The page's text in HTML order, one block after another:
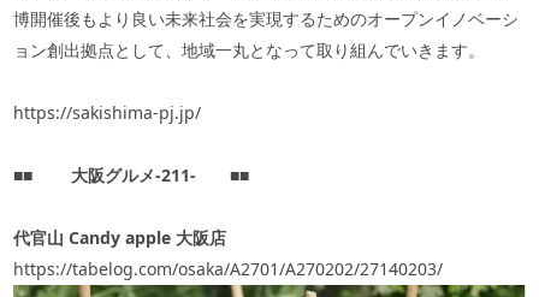
博開催後もより良い未来社会を実現するためのオープンイノベーシ
ョン創出拠点として、地域一丸となって取り組んでいきます。
https://sakishima-pj.jp/
■■ 大阪グルメ‐211‐ ■■
代官山 Candy apple 大阪店
https://tabelog.com/osaka/A2701/A270202/27140203/